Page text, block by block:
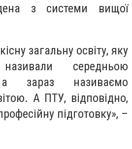
з системи вищої
загальну освіту, яку
середньою
а зараз називаємо
А ПТУ, відповідно,
підготовку», –